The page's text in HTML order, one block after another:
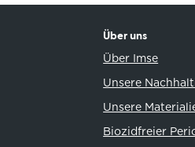
Über uns
Über Imse
Unsere
Unsere
Biozidfreier